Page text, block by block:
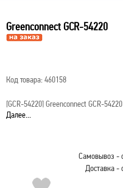
Greenconnect GCR-54220
Код товара: 460158
[GCR-54220]Greenconnect GCR-54220
Далее...
Самовывоз -
Доставка -